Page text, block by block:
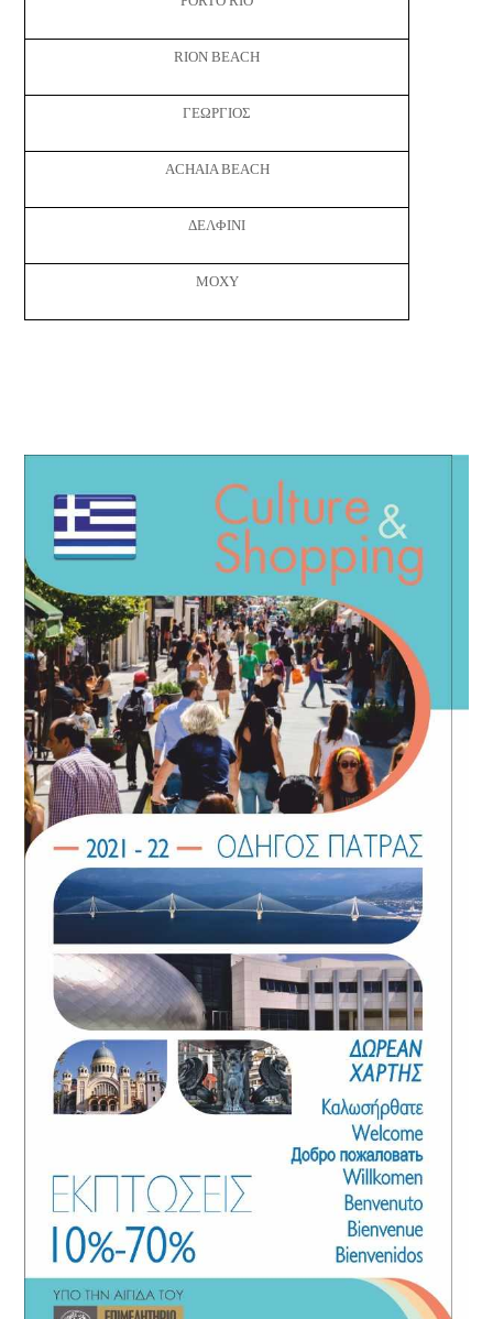
RION BEACH
ΓΕΩΡΓΙΟΣ
ACHAIA BEACH
ΔΕΛΦΙΝΙ
MOXY